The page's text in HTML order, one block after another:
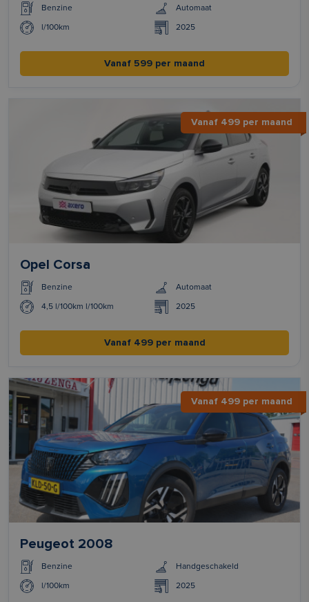
Benzine Automaat
l/100km 2025
Vanaf 599 per maand
Vanaf 499 per maand
Opel Corsa
Benzine Automaat
4,5 l/100km l/100km 2025
Vanaf 499 per maand
Vanaf 499 per maand
Peugeot 2008
Benzine Handgeschakeld
l/100km 2025